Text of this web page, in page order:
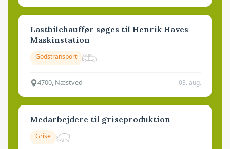
Lastbilchauffør søges til Henrik Haves
Maskinstation
Godstransport
4700, Næstved 03. aug.
Medarbejdere til griseproduktion
Grise